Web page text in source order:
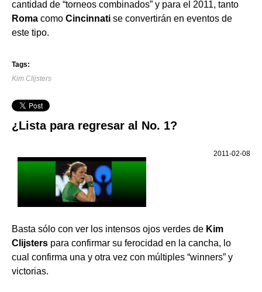
cantidad de “torneos combinados” y para el 2011, tanto
Roma como Cincinnati se convertirán en eventos de
este tipo.
Tags:
Kim Clijsters
¿Lista para regresar al No. 1?
2011-02-08
Basta sólo con ver los intensos ojos verdes de Kim
Clijsters para confirmar su ferocidad en la cancha, lo
cual confirma una y otra vez con múltiples “winners” y
victorias.